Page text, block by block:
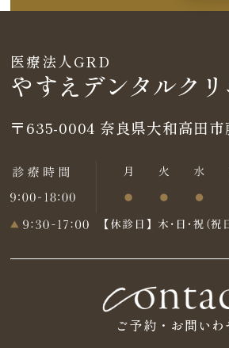
医療法人GRD
やすえデンタルクリ
〒635-0004 奈良県大和高田
ご予約・お問いわ